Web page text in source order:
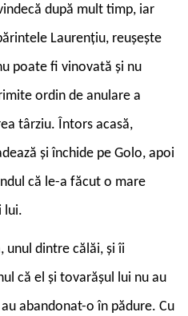
după mult timp, iar
Laurențiu, reușește
poate fi vinovată și nu
ordin de anulare a
târziu. Întors acasă,
și închide pe Golo, apoi
că le-a făcut o mare
lui.
unul dintre călăi, și îi
că el și tovarășul lui nu au
abandonat-o în pădure. Cu